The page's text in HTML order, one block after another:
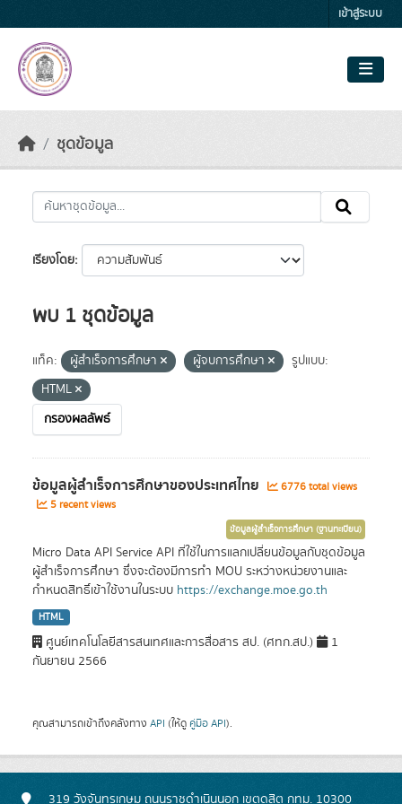
เข้าสู่ระบบ
ชุดข้อมูล
เรียงโดย
พบ 1 ชุดข้อมูล
แท็ค: ผู้สำเร็จการศึกษา ผู้จบการศึกษา
รูปแบบ:
HTML
กรองผลลัพธ์
ข้อมูลผู้สำเร็จการศึกษาของประเทศไทย
6776 total views
5 recent views
ข้อมูลผู้สำเร็จการศึกษา (ฐานทะเบียน)
Micro Data API Service API ที่ใช้ในการแลกเปลี่ยนข้อมูลกับชุดข้อมูล
ผู้สำเร็จการศึกษา ซึ่งจะต้องมีการทำ MOU ระหว่างหน่วยงานและ
กำหนดสิทธิ์เข้าใช้งานในระบบ https://exchange.moe.go.th
HTML
ศูนย์เทคโนโลยีสารสนเทศและการสื่อสาร สป. (ศทก.สป.)
1
กันยายน 2566
คุณสามารถเข้าถึงคลังทาง API (ให้ดู คู่มือ API).
319 วังจันทรเกษม ถนนราชดำเนินนอก เขตดุสิต กทม. 10300